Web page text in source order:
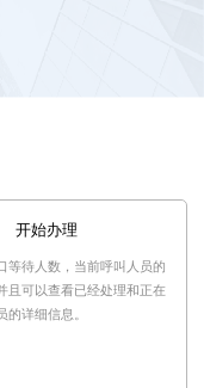
开始办理
等待人数，当前呼叫人员的
且可以查看已经处理和正在
的详细信息。